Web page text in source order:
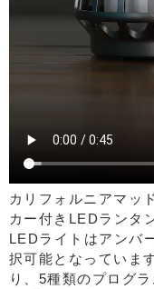
カリフォルニアマッ
カー付きLEDランタ
LEDライトはアンバ
択可能となっていま
り、5種類のプログ